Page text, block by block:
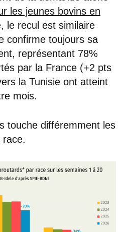
les jeunes bovins en
le recul est similaire
confirme toujours sa
représentant 78%
par la France (+2 pts
la Tunisie ont atteint
mois.
touche différemment les
race.